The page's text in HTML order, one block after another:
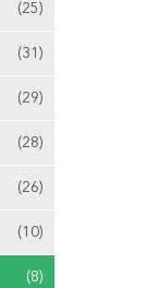
(25)
(31)
(29)
(28)
(26)
(10)
(8)